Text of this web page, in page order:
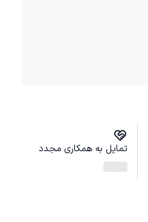
تمایل به همکاری مجدد